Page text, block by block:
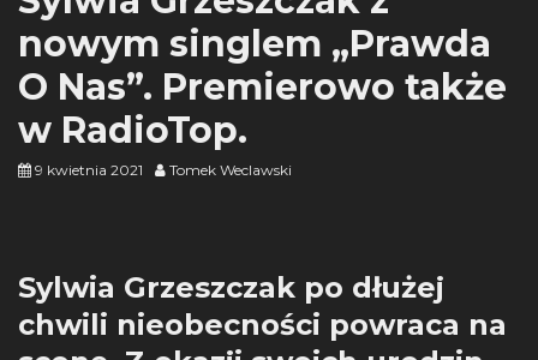
nowym singlem „Prawda
O Nas”. Premierowo także
w RadioTop.
9 kwietnia 2021 Tomek Weclawski
Sylwia Grzeszczak po dłużej
chwili nieobecności powraca na